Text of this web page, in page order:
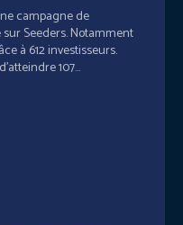
campagne de
Seeders. Notamment
à 612 investisseurs.
107...